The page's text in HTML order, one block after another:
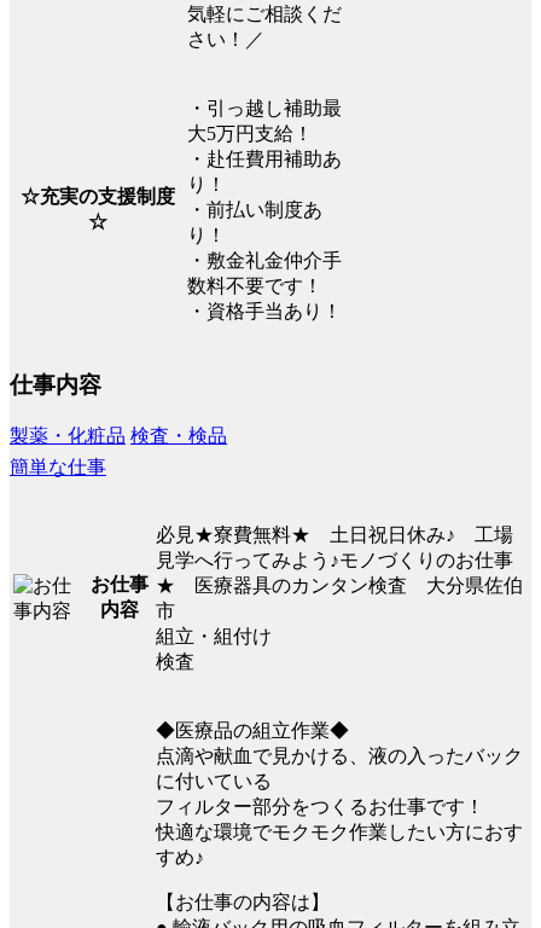
気軽にご相談くだ
さい！／
☆充実の支援制度
☆
・引っ越し補助最
大5万円支給！
・赴任費用補助あ
り！
・前払い制度あ
り！
・敷金礼金仲介手
数料不要です！
・資格手当あり！
仕事内容
製薬・化粧品 検査・検品
簡単な仕事
お仕事
内容
必見★寮費無料★ 土日祝日休み♪ 工場
見学へ行ってみよう♪モノづくりのお仕事
★ 医療器具のカンタン検査 大分県佐伯
市
組立・組付け
検査
◆医療品の組立作業◆
点滴や献血で見かける、液の入ったバック
に付いている
フィルター部分をつくるお仕事です！
快適な環境でモクモク作業したい方におす
すめ♪
【お仕事の内容は】